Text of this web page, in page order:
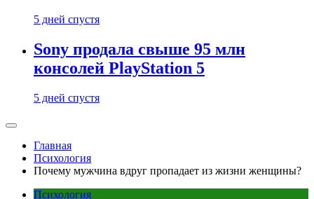
5 дней спустя
Sony продала свыше 95 млн
консолей PlayStation 5
5 дней спустя
Главная
Психология
Почему мужчина вдруг пропадает из жизни женщины?
Психология